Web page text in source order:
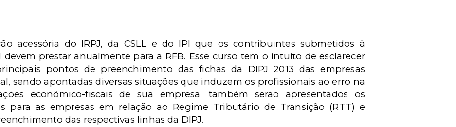
acessória do IRPJ, da CSLL e do IPI que os contribuintes submetidos à
prestar anualmente para a RFB. Esse curso tem o intuito de esclarecer
pontos de preenchimento das fichas da DIPJ 2013 das empresas
sendo apontadas diversas situações que induzem os profissionais ao erro na
econômico-fiscais de sua empresa, também serão apresentados os
para as empresas em relação ao Regime Tributário de Transição (RTT) e
das respectivas linhas da DIPJ.